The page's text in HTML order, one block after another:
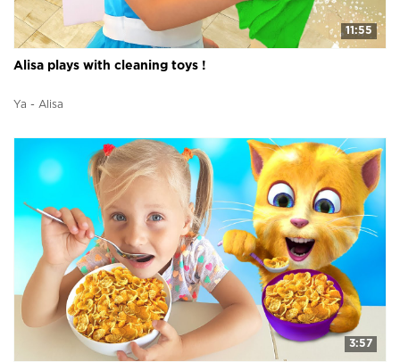
11:55
Alisa plays with cleaning toys !
Ya - Alisa
3:57